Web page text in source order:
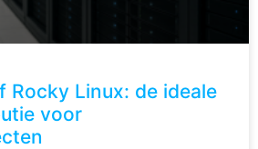
Rocky Linux: de ideale
voor